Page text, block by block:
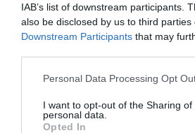
IAB’s list of downstream participants.
also be disclosed by us to third parties
Downstream Participants that may
Personal Data Processing Opt
I want to opt-out of the Sharing of
personal data.
Opted In
de los recursos sanitarios más
La iniciativa pone de relieve la
el conocimiento sanitario a la
espacios de interacción directa,
conductas saludables.